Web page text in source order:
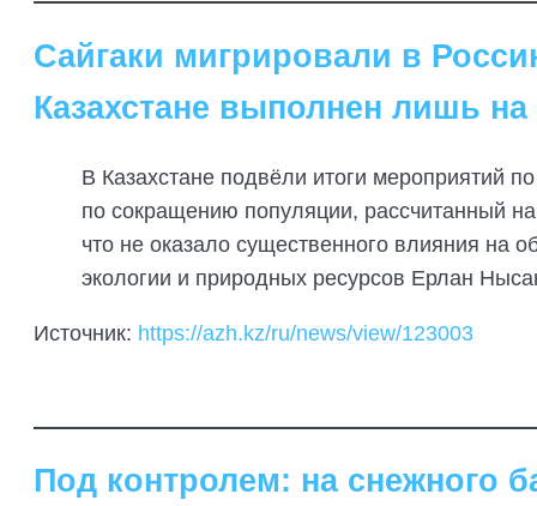
Сайгаки мигрировали в
Казахстане выполнен лишь на
В Казахстане подвёли итоги мероприятий
по сокращению популяции, рассчитанный
что не оказало существенного влияния на
экологии и природных ресурсов Ерлан
Источник: https://azh.kz/ru/news/view/123003
Под контролем: на снежного